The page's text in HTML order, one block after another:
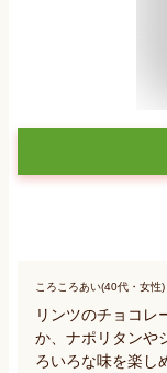
ころころあい(40代・女性)
リンツのチョコレ
か、ナポリタンや
ろいろな味を楽し